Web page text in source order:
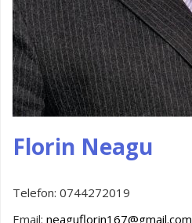
Florin Neagu
Telefon: 0744272019
Email: neaguflorin167@gmail.com